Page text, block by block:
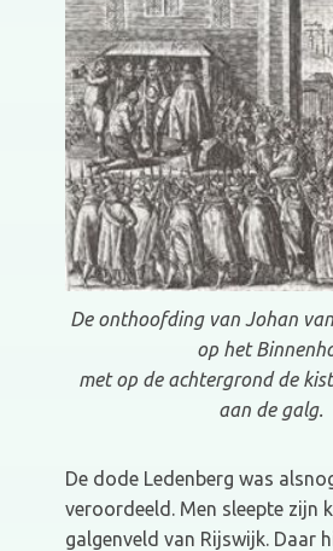
De onthoofding van Johan
op het
met op de achtergrond de
aan de galg.
De dode Ledenberg was
veroordeeld. Men sleepte zijn
galgenveld van Rijswijk. Daar